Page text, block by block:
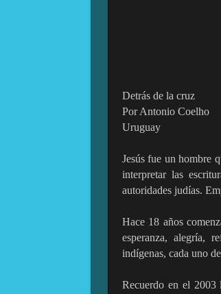
Detrás de la cruz
Por Antonio Coelho
Uruguay
Jesús fue un hombre
interpretar las
autoridades judías.
Hace 18 años
esperanza, alegría,
indígenas, cada uno
Recuerdo en el 2003